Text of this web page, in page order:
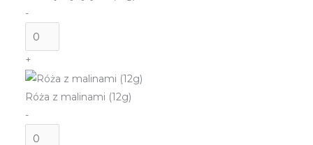
-
ilość
Pistacja
sycylijska
(13g)
+
Róża z malinami (12g)
-
ilość